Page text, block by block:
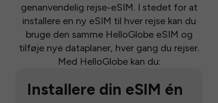
genanvendelig rejse-eSIM. I stedet for at
installere en ny eSIM til hver rejse kan du
bruge den samme HelloGlobe eSIM og
tilføje nye dataplaner, hver gang du rejser.
Med HelloGlobe kan du:
Installere din eSIM én